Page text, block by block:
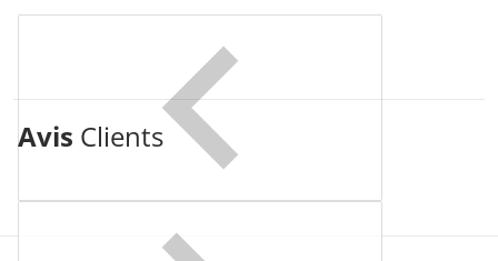
Avis Clients